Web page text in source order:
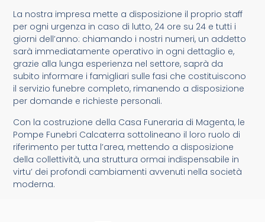
La nostra impresa mette a disposizione il proprio staff
per ogni urgenza in caso di lutto, 24 ore su 24 e tutti i
giorni dell’anno: chiamando i nostri numeri, un addetto
sarà immediatamente operativo in ogni dettaglio e,
grazie alla lunga esperienza nel settore, saprà da
subito informare i famigliari sulle fasi che costituiscono
il servizio funebre completo, rimanendo a disposizione
per domande e richieste personali.
Con la costruzione della Casa Funeraria di Magenta, le
Pompe Funebri Calcaterra sottolineano il loro ruolo di
riferimento per tutta l’area, mettendo a disposizione
della collettività, una struttura ormai indispensabile in
virtu’ dei profondi cambiamenti avvenuti nella società
moderna.